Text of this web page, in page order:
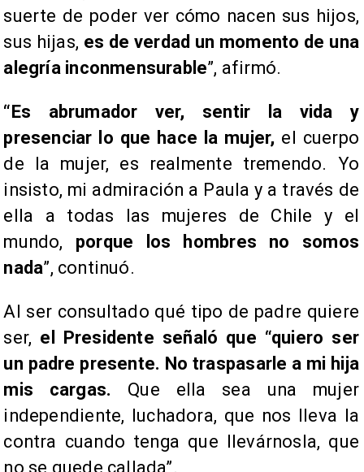
suerte de poder ver cómo nacen sus hijos,
sus hijas, es de verdad un momento de una
alegría inconmensurable”, afirmó.
“Es abrumador ver, sentir la vida y
presenciar lo que hace la mujer, el cuerpo
de la mujer, es realmente tremendo. Yo
insisto, mi admiración a Paula y a través de
ella a todas las mujeres de Chile y el
mundo, porque los hombres no somos
nada”, continuó.
Al ser consultado qué tipo de padre quiere
ser, el Presidente señaló que “quiero ser
un padre presente. No traspasarle a mi hija
mis cargas. Que ella sea una mujer
independiente, luchadora, que nos lleva la
contra cuando tenga que llevárnosla, que
no se quede callada”.